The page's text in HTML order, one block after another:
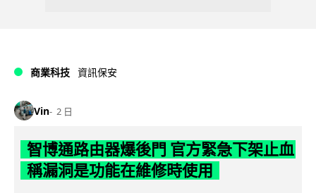
商業科技 資訊保安
Vin 2 日
智博通路由器爆後門 官方緊急下架止血
稱漏洞是功能在維修時使用